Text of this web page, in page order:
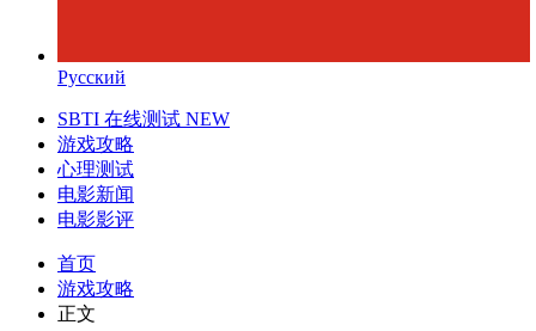
Русский
SBTI 在线测试 NEW
游戏攻略
心理测试
电影新闻
电影影评
首页
游戏攻略
正文